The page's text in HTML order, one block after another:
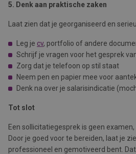
5. Denk aan praktische zaken
Laat zien dat je georganiseerd en
Leg je cv, portfolio of andere
Schrijf je vragen voor het gesprek
Zorg dat je telefoon op stil staat
Neem pen en papier mee voor
Denk na over je salarisindicatie
Tot slot
Een sollicitatiegesprek is geen
Door je goed voor te bereiden, laat je
professioneel en gemotiveerd bent.